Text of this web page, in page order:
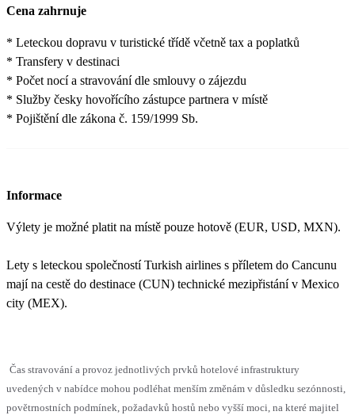
Cena zahrnuje
* Leteckou dopravu v turistické třídě včetně tax a poplatků
* Transfery v destinaci
* Počet nocí a stravování dle smlouvy o zájezdu
* Služby česky hovořícího zástupce partnera v místě
* Pojištění dle zákona č. 159/1999 Sb.
Informace
Výlety je možné platit na místě pouze hotově (EUR, USD, MXN).
Lety s leteckou společností Turkish airlines s příletem do Cancunu
mají na cestě do destinace (CUN) technické mezipřistání v Mexico
city (MEX).
Čas stravování a provoz jednotlivých prvků hotelové infrastruktury
uvedených v nabídce mohou podléhat menším změnám v důsledku sezónnosti,
povětrnostních podmínek, požadavků hostů nebo vyšší moci, na které majitel